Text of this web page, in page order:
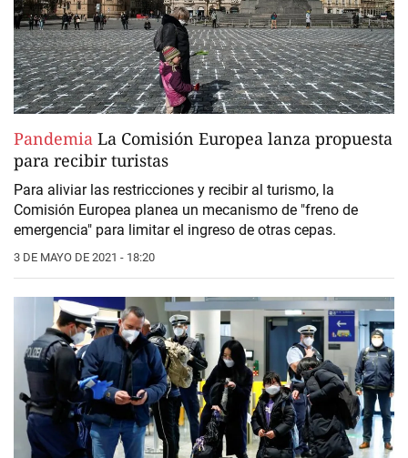
Pandemia La Comisión Europea lanza propuesta
para recibir turistas
Para aliviar las restricciones y recibir al turismo, la
Comisión Europea planea un mecanismo de "freno de
emergencia" para limitar el ingreso de otras cepas.
3 DE MAYO DE 2021 - 18:20